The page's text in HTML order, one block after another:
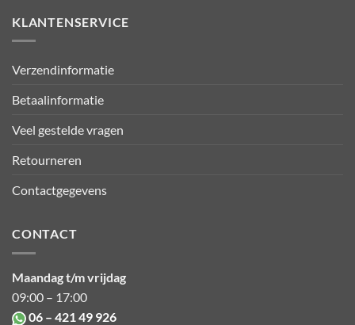
KLANTENSERVICE
Verzendinformatie
Betaalinformatie
Veel gestelde vragen
Retourneren
Contactgegevens
CONTACT
Maandag t/m vrijdag
09:00 – 17:00
06 – 421 49 926